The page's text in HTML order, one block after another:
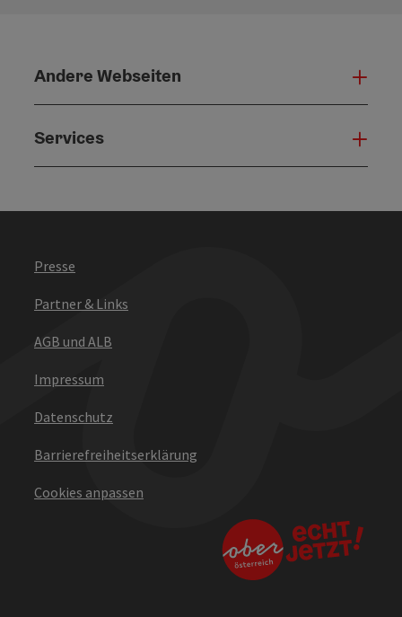
Andere Webseiten
Services
Presse
Partner & Links
AGB und ALB
Impressum
Datenschutz
Barrierefreiheitserklärung
Cookies anpassen